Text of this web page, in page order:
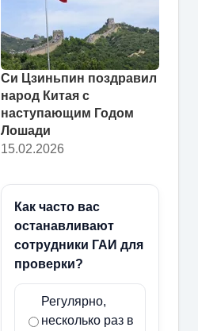
Си Цзиньпин поздравил
народ Китая с
наступающим Годом
Лошади
15.02.2026
Как часто вас
останавливают
сотрудники ГАИ для
проверки?
Регулярно,
несколько раз в